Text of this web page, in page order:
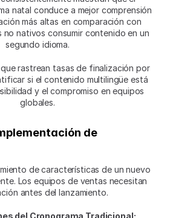
natal conduce a mejor comprensión
más altas en comparación con
no nativos consumir contenido en un
segundo idioma.
rastrean tasas de finalización por
si el contenido multilingüe está
y el compromiso en equipos
globales.
de
de características de un nuevo
Los equipos de ventas necesitan
antes del lanzamiento.